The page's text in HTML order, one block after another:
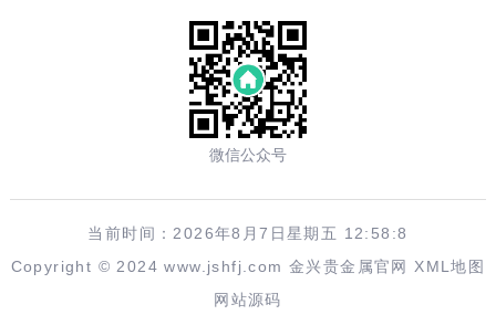
微信公众号
当前时间：2026年8月7日星期五 12:58:8
Copyright © 2024 www.jshfj.com金兴贵金属官网
XML地图
网站源码